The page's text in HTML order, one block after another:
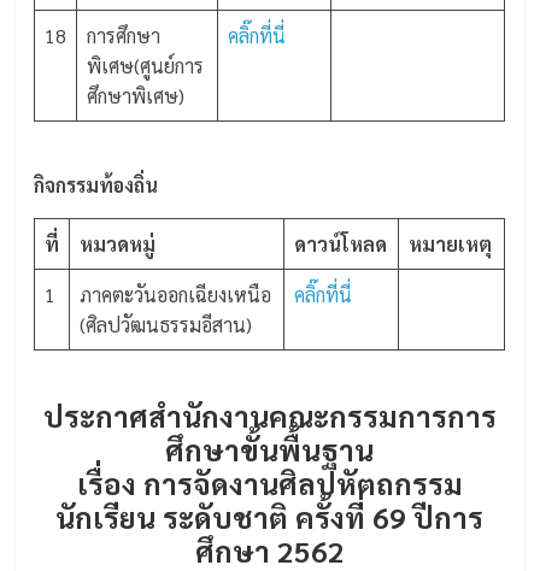
18
การศึกษา
พิเศษ(ศูนย์การ
ศึกษาพิเศษ)
คลิ๊กที่นี่
กิจกรรมท้องถิ่น
ที่ หมวดหมู่ ดาวน์โหลด
หมายเหตุ
1
ภาคตะวันออกเฉียงเหนือ
(ศิลปวัฒนธรรมอีสาน)
คลิ๊กที่นี่
ประกาศสำนักงานคณะกรรมการการ
ศึกษาขั้นพื้นฐาน
เรื่อง การจัดงานศิลปหัตถกรรม
นักเรียน ระดับชาติ ครั้งที่ 69 ปีการ
ศึกษา 2562